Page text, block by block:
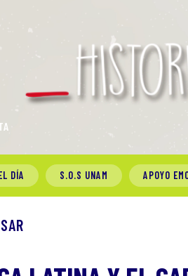
DÍA S.O.S UNAM APOYO